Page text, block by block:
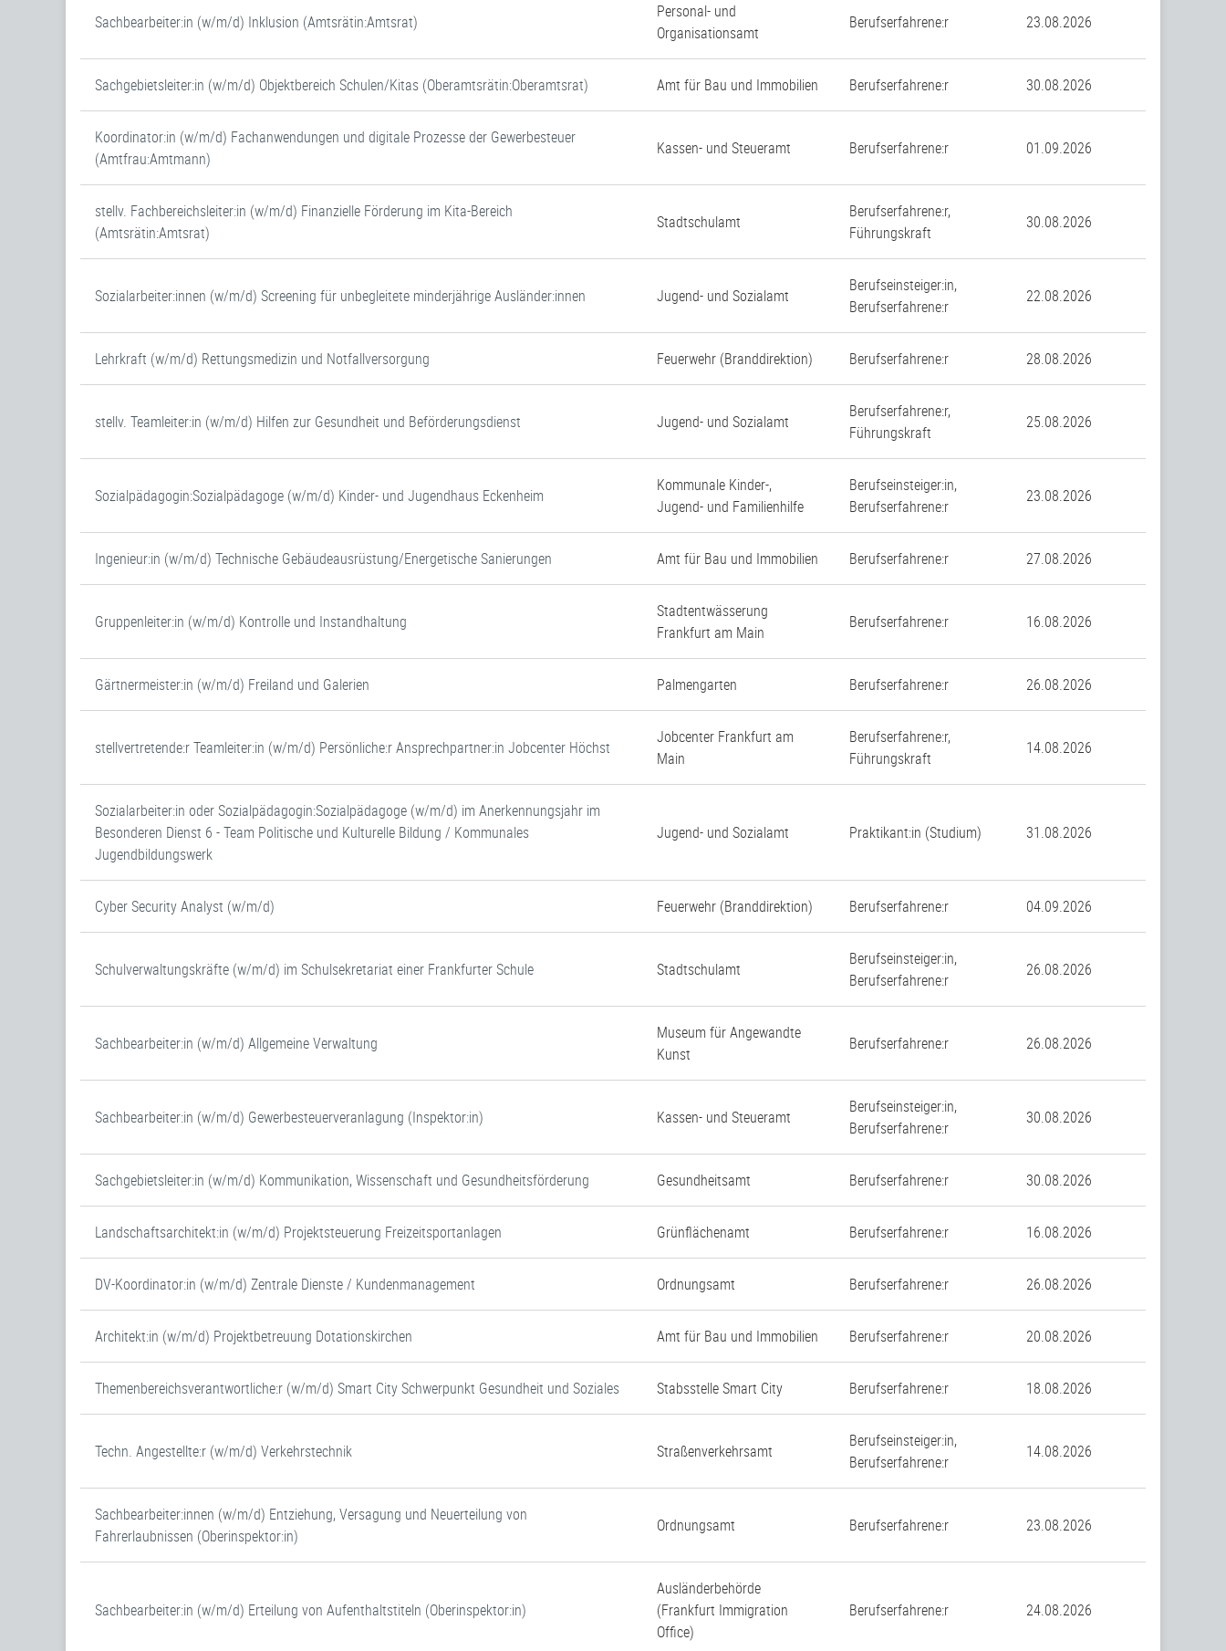
Sachbearbeiter:in (w/m/d) Inklusion (Amtsrätin:Amtsrat)
Personal- und
Organisationsamt
Berufserfahrene:r 23.08.2026
Sachgebietsleiter:in (w/m/d) Objektbereich Schulen/Kitas (Oberamtsrätin:Oberamtsrat) Amt für Bau und Immobilien Berufserfahrene:r 30.08.2026
Koordinator:in (w/m/d) Fachanwendungen und digitale Prozesse der Gewerbesteuer
(Amtfrau:Amtmann)
Kassen- und Steueramt Berufserfahrene:r 01.09.2026
stellv. Fachbereichsleiter:in (w/m/d) Finanzielle Förderung im Kita-Bereich
(Amtsrätin:Amtsrat)
Stadtschulamt
Berufserfahrene:r,
Führungskraft
30.08.2026
Sozialarbeiter:innen (w/m/d) Screening für unbegleitete minderjährige Ausländer:innen Jugend- und Sozialamt
Berufseinsteiger:in,
Berufserfahrene:r
22.08.2026
Lehrkraft (w/m/d) Rettungsmedizin und Notfallversorgung Feuerwehr (Branddirektion) Berufserfahrene:r 28.08.2026
stellv. Teamleiter:in (w/m/d) Hilfen zur Gesundheit und Beförderungsdienst Jugend- und Sozialamt
Berufserfahrene:r,
Führungskraft
25.08.2026
Sozialpädagogin:Sozialpädagoge (w/m/d) Kinder- und Jugendhaus Eckenheim
Kommunale Kinder-,
Jugend- und Familienhilfe
Berufseinsteiger:in,
Berufserfahrene:r
23.08.2026
Ingenieur:in (w/m/d) Technische Gebäudeausrüstung/Energetische Sanierungen Amt für Bau und Immobilien Berufserfahrene:r 27.08.2026
Gruppenleiter:in (w/m/d) Kontrolle und Instandhaltung
Stadtentwässerung
Frankfurt am Main
Berufserfahrene:r 16.08.2026
Gärtnermeister:in (w/m/d) Freiland und Galerien Palmengarten Berufserfahrene:r 26.08.2026
stellvertretende:r Teamleiter:in (w/m/d) Persönliche:r Ansprechpartner:in Jobcenter Höchst
Jobcenter Frankfurt am
Main
Berufserfahrene:r,
Führungskraft
14.08.2026
Sozialarbeiter:in oder Sozialpädagogin:Sozialpädagoge (w/m/d) im Anerkennungsjahr im
Besonderen Dienst 6 - Team Politische und Kulturelle Bildung / Kommunales
Jugendbildungswerk
Jugend- und Sozialamt Praktikant:in (Studium) 31.08.2026
Cyber Security Analyst (w/m/d) Feuerwehr (Branddirektion) Berufserfahrene:r 04.09.2026
Schulverwaltungskräfte (w/m/d) im Schulsekretariat einer Frankfurter Schule Stadtschulamt
Berufseinsteiger:in,
Berufserfahrene:r
26.08.2026
Sachbearbeiter:in (w/m/d) Allgemeine Verwaltung
Museum für Angewandte
Kunst
Berufserfahrene:r 26.08.2026
Sachbearbeiter:in (w/m/d) Gewerbesteuerveranlagung (Inspektor:in) Kassen- und Steueramt
Berufseinsteiger:in,
Berufserfahrene:r
30.08.2026
Sachgebietsleiter:in (w/m/d) Kommunikation, Wissenschaft und Gesundheitsförderung Gesundheitsamt Berufserfahrene:r 30.08.2026
Landschaftsarchitekt:in (w/m/d) Projektsteuerung Freizeitsportanlagen Grünflächenamt Berufserfahrene:r 16.08.2026
DV-Koordinator:in (w/m/d) Zentrale Dienste / Kundenmanagement Ordnungsamt Berufserfahrene:r 26.08.2026
Architekt:in (w/m/d) Projektbetreuung Dotationskirchen Amt für Bau und Immobilien Berufserfahrene:r 20.08.2026
Themenbereichsverantwortliche:r (w/m/d) Smart City Schwerpunkt Gesundheit und Soziales Stabsstelle Smart City Berufserfahrene:r 18.08.2026
Techn. Angestellte:r (w/m/d) Verkehrstechnik Straßenverkehrsamt
Berufseinsteiger:in,
Berufserfahrene:r
14.08.2026
Sachbearbeiter:innen (w/m/d) Entziehung, Versagung und Neuerteilung von
Fahrerlaubnissen (Oberinspektor:in)
Ordnungsamt Berufserfahrene:r 23.08.2026
Sachbearbeiter:in (w/m/d) Erteilung von Aufenthaltstiteln (Oberinspektor:in)
Ausländerbehörde
(Frankfurt Immigration
Office)
Berufserfahrene:r 24.08.2026